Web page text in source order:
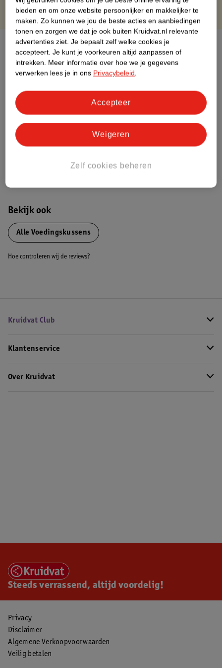
Over dit product
Productinformatie
Nature Impact Score
Impact Score.
Meer informatie
Bekijk ook
Alle Voedingskussens
Hoe controleren wij de reviews?
Kruidvat Club
Klantenservice
Over Kruidvat
Steeds verrassend, altijd voordelig!
Privacy
Disclaimer
Algemene Verkoopvoorwaarden
Veilig betalen
bieden en om onze website persoonlijker en makkelijker te
maken. Zo kunnen we jou de beste acties en aanbiedingen
tonen en zorgen we dat je ook buiten Kruidvat.nl relevante
advertenties ziet. Je bepaalt zelf welke cookies je
accepteert. Je kunt je voorkeuren altijd aanpassen of
intrekken. Meer informatie over hoe we je gegevens
verwerken lees je in ons Privacybeleid.
Zelf cookies beheren
Weigeren
Accepteer